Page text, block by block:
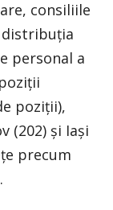
consiliile
distribuția
personal a
poziții),
(202) și Iași
precum